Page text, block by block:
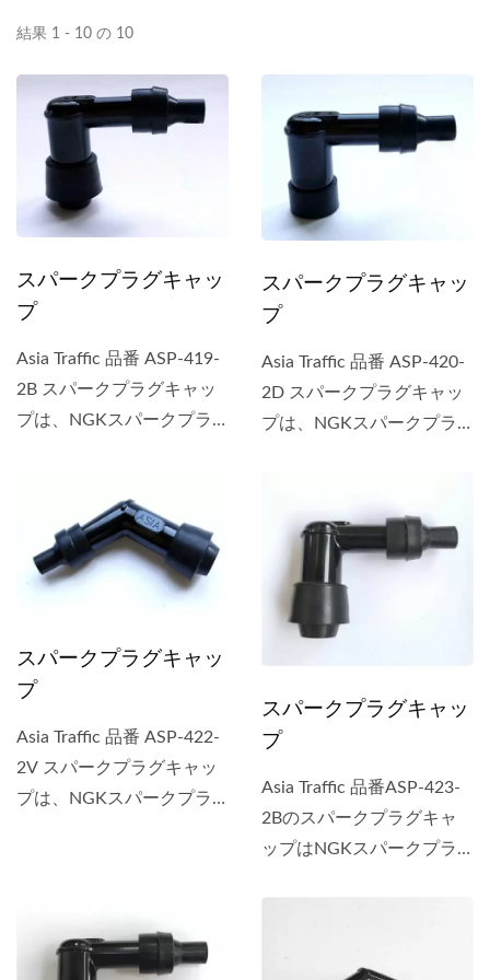
結果 1 - 10 の 10
スパークプラグキャッ
プ
Asia Traffic 品番 ASP-419-
2B スパークプラグキャッ
プは、NGKスパークプラ
スパークプラグキャッ
プ
Asia Traffic 品番 ASP-420-
2D スパークプラグキャッ
プは、NGKスパークプラ
スパークプラグキャッ
プ
Asia Traffic 品番 ASP-422-
2V スパークプラグキャッ
プは、NGKスパークプラ
スパークプラグキャッ
プ
Asia Traffic 品番ASP-423-
2Bのスパークプラグキャ
ップはNGKスパークプラ